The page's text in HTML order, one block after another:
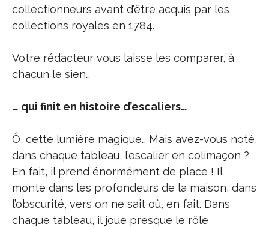
collectionneurs avant d’être acquis par les
collections royales en 1784.
Votre rédacteur vous laisse les comparer, à
chacun le sien…
… qui finit en histoire d’escaliers…
Ô, cette lumière magique… Mais avez-vous noté,
dans chaque tableau, l’escalier en colimaçon ?
En fait, il prend énormément de place ! Il
monte dans les profondeurs de la maison, dans
l’obscurité, vers on ne sait où, en fait. Dans
chaque tableau, il joue presque le rôle